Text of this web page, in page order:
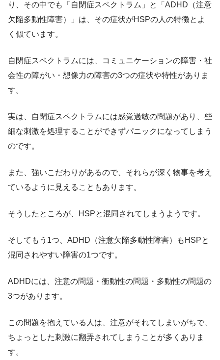
り、その中でも「自閉症スペクトラム」と「ADHD（注意
欠陥多動性障害）」は、その症状がHSPの人の特徴とよ
く似ています。
自閉症スペクトラムには、コミュニケーションの障害・社
会性の障がい・想像力の障害の3つの症状や特性がありま
す。
実は、自閉症スペクトラムには感覚過敏の問題があり、些
細な刺激を処理することができずパニックになってしまう
のです。
また、強いこだわりがあるので、それらが深く物事を考え
ているように見えることもあります。
そうしたところが、HSPと混同されてしまうようです。
そしてもう1つ、ADHD（注意欠陥多動性障害）もHSPと
混同されやすい障害の1つです。
ADHDには、注意の問題・衝動性の問題・多動性の問題の
3つがあります。
この問題を抱えている人は、注意がそれてしまいがちで、
ちょっとした刺激に翻弄されてしまうことが多くありま
す。